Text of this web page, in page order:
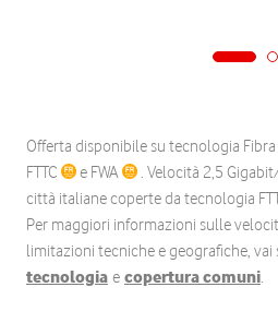
Offerta disponibile su tecnologia Fibra
FTTC
e FWA
. Velocità 2,5
città italiane coperte da tecnologia
Per maggiori informazioni sulle
limitazioni tecniche e geografiche, vai
tecnologia e copertura comuni.